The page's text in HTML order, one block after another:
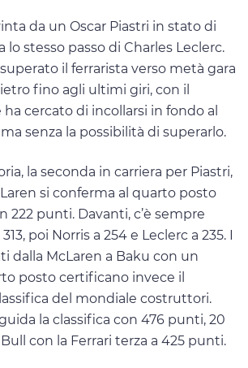
da un Oscar Piastri in stato di
lo stesso passo di Charles Leclerc.
superato il ferrarista verso metà gara
fino agli ultimi giri, con il
cercato di incollarsi in fondo al
senza la possibilità di superarlo.
la seconda in carriera per Piastri,
si conferma al quarto posto
222 punti. Davanti, c’è sempre
poi Norris a 254 e Leclerc a 235. I
dalla McLaren a Baku con un
posto certificano invece il
del mondiale costruttori.
la classifica con 476 punti, 20
con la Ferrari terza a 425 punti.